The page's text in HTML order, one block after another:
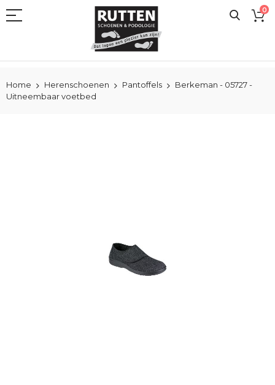
naar
0
Home Herenschoenen Pantoffels
Berkeman - 05727 -
Uitneembaar voetbed